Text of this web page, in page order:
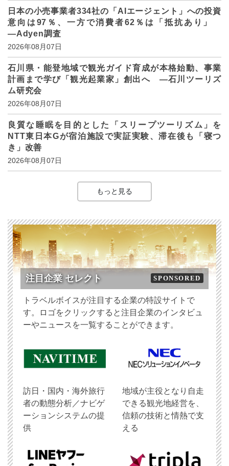
日本の小売事業者334社の「AIエージェント」への投資
意向は97％、一方で消費者62％は「抵抗あり」
―Adyen調査
2026年08月07日
石川県・能登地域で観光ガイド育成が本格始動、事業
計画まで学び「観光起業家」創出へ ―石川ツーリズ
ム研究会
2026年08月07日
良質な睡眠を目的とした「スリープツーリズム」を
NTT東日本Gが宿泊施設で実証実験、滞在後も「寝つ
き」改善
2026年08月07日
もっと見る
注目企業 セレクト SPONSORED
トラベルボイスが注目する企業の特設サイトで
す。ロゴをクリックすると注目企業のインタビュ
ーやニュースを一覧することができます。
訪日・国内・海外旅行
者の動態分析／ナビゲ
ーションシステムの提
供
地域が主役となり自走
できる観光地経営を、
信頼の技術と情熱で支
える